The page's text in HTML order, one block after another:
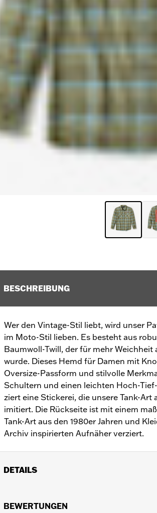
BESCHREIBUNG
Wer den Vintage-Stil liebt, wird unser
im Moto-Stil lieben. Es besteht aus
Baumwoll-Twill, der für mehr Weichheit
wurde. Dieses Hemd für Damen mit
Oversize-Passform und stilvolle
Schultern und einen leichten Hoch-
ziert eine Stickerei, die unsere Tank-Art
imitiert. Die Rückseite ist mit einem
Tank-Art aus den 1980er Jahren und
Archiv inspirierten Aufnäher verziert.
DETAILS
GARANTIE:2 Jahre beschränkte Garantie
BEWERTUNGEN